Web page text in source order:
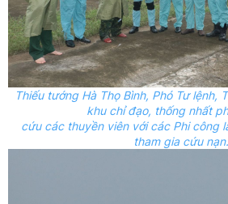
Thiếu tướng Hà Thọ Bình, Phó Tư lệnh,
khu chỉ đạo, thống nhất
cứu các thuyền viên với các Phi công
tham gia cứu nạn.